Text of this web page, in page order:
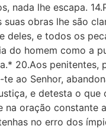
nada lhe escapa.
obras lhe são
deles, e todos os
do homem como a
20.Aos
ao Senhor,
e detesta o
oração
no erro dos